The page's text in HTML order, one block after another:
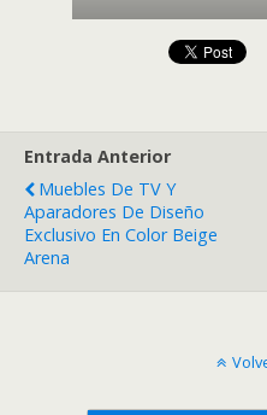
Entrada Anterior
Muebles De TV Y
Aparadores De Diseño
Exclusivo En Color Beige
Arena